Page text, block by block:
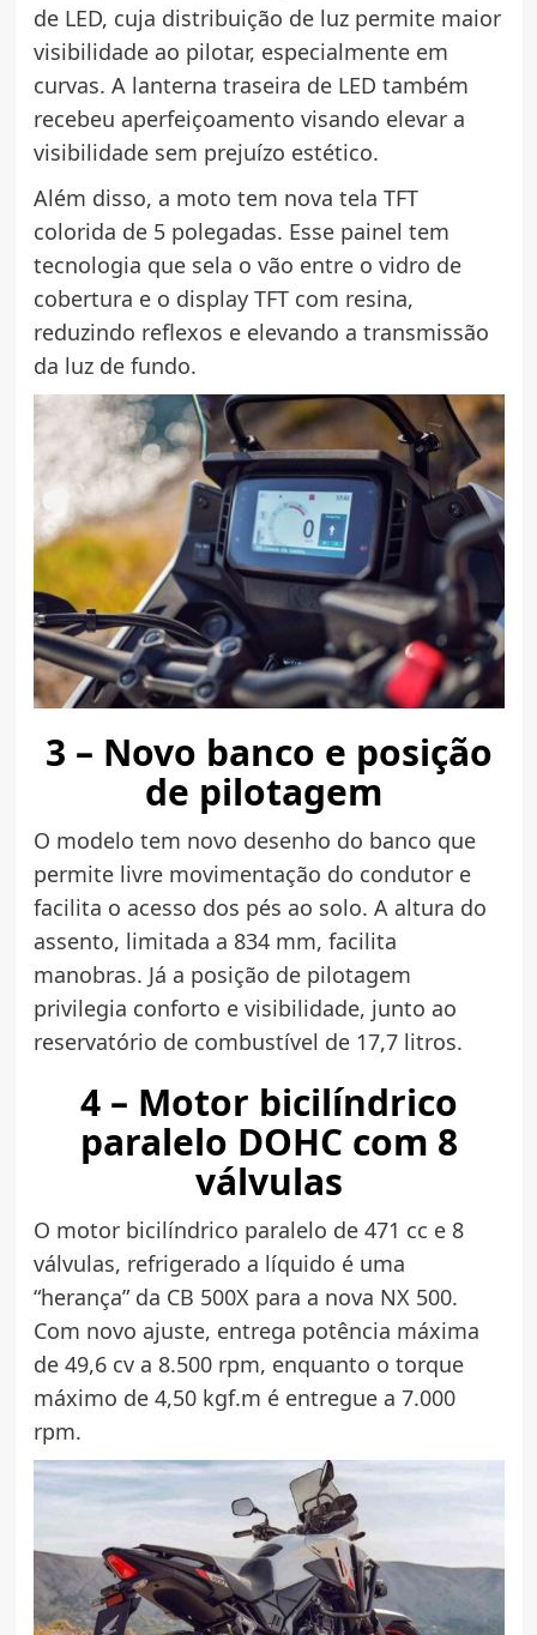
de LED, cuja distribuição de luz permite maior
visibilidade ao pilotar, especialmente em
curvas. A lanterna traseira de LED também
recebeu aperfeiçoamento visando elevar a
visibilidade sem prejuízo estético.
Além disso, a moto tem nova tela TFT
colorida de 5 polegadas. Esse painel tem
tecnologia que sela o vão entre o vidro de
cobertura e o display TFT com resina,
reduzindo reflexos e elevando a transmissão
da luz de fundo.
3 – Novo banco e posição
de pilotagem
O modelo tem novo desenho do banco que
permite livre movimentação do condutor e
facilita o acesso dos pés ao solo. A altura do
assento, limitada a 834 mm, facilita
manobras. Já a posição de pilotagem
privilegia conforto e visibilidade, junto ao
reservatório de combustível de 17,7 litros.
4 – Motor bicilíndrico
paralelo DOHC com 8
válvulas
O motor bicilíndrico paralelo de 471 cc e 8
válvulas, refrigerado a líquido é uma
“herança” da CB 500X para a nova NX 500.
Com novo ajuste, entrega potência máxima
de 49,6 cv a 8.500 rpm, enquanto o torque
máximo de 4,50 kgf.m é entregue a 7.000
rpm.